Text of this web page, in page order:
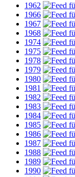
1962
1966
1967
1968
1974
1975
1978
1979
1980
1981
1982
1983
1984
1985
1986
1987
1988
1989
1990